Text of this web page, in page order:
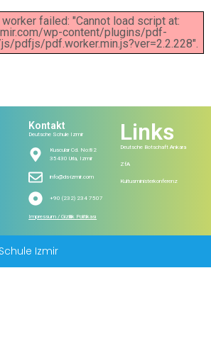
failed: "Cannot load script at:
wp-content/plugins/pdf-
pdfjs/pdf.worker.min.js?ver=2.2.228".
Kontakt
Deutsche Schule Izmir
Kuscular Cd. No:82
35430 Urla, Izmir
info@ds-izmir.com
+90 (232) 234 7507
Impressum / Gizlilik Politikası
Links
Deutsche Botschaft Ankara
ZfA
Kultusministerkonferenz
Izmir